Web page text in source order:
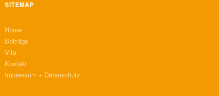
SITEMAP
Home
Beiträge
Vita
Kontakt
Impressum + Datenschutz